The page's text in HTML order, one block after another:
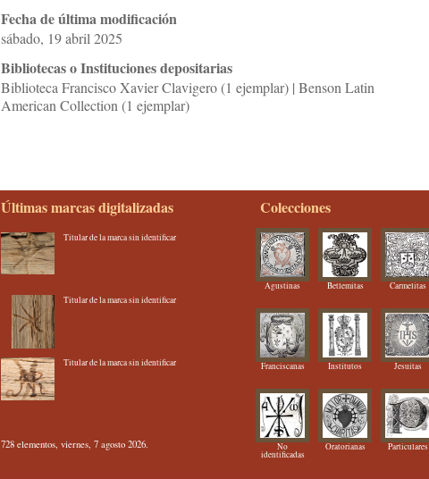
Fecha de última modificación
sábado, 19 abril 2025
Bibliotecas o Instituciones depositarias
Biblioteca Francisco Xavier Clavigero (1 ejemplar) | Benson Latin
American Collection (1 ejemplar)
Últimas marcas digitalizadas
Titular de la marca sin identificar
Titular de la marca sin identificar
Titular de la marca sin identificar
728 elementos, viernes, 7 agosto 2026.
Colecciones
Agustinas Betlemitas Carmelitas
Franciscanas Institutos Jesuitas
No
identificadas
Oratorianas Particulares